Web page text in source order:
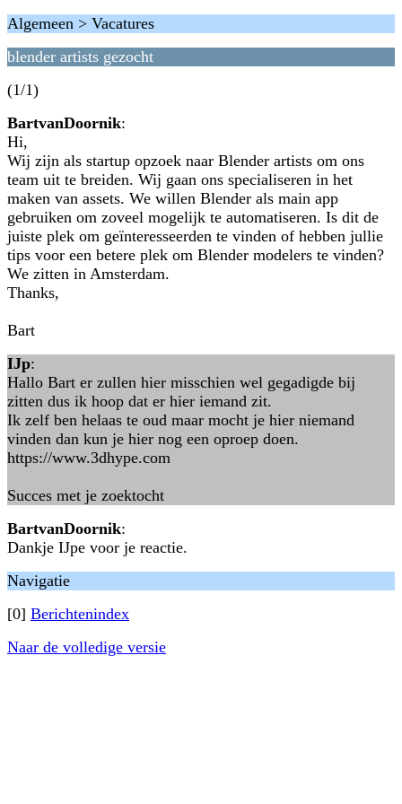
Algemeen > Vacatures
blender artists gezocht
(1/1)
BartvanDoornik:
Hi,
Wij zijn als startup opzoek naar Blender artists om ons
team uit te breiden. Wij gaan ons specialiseren in het
maken van assets. We willen Blender als main app
gebruiken om zoveel mogelijk te automatiseren. Is dit de
juiste plek om geïnteresseerden te vinden of hebben jullie
tips voor een betere plek om Blender modelers te vinden?
We zitten in Amsterdam.
Thanks,
Bart
IJp:
Hallo Bart er zullen hier misschien wel gegadigde bij
zitten dus ik hoop dat er hier iemand zit.
Ik zelf ben helaas te oud maar mocht je hier niemand
vinden dan kun je hier nog een oproep doen.
https://www.3dhype.com
Succes met je zoektocht
BartvanDoornik:
Dankje IJpe voor je reactie.
Navigatie
[0] Berichtenindex
Naar de volledige versie